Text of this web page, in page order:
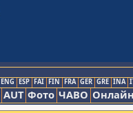
ENG ESP FAI FIN FRA GER GRE INA
AUT Фото ЧАВО